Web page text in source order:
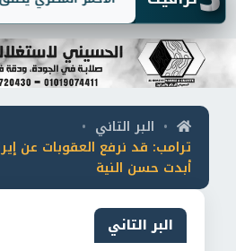
• البر التاني •
ترامب: قد نرفع العقوبات عن
أبدت حسن النية
البر التاني